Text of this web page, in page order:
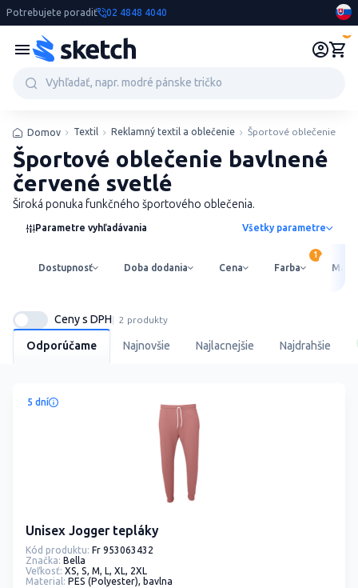
Potrebujete poradiť 02 4848 4040
Domov Textil Reklamný textil a oblečenie Športové oblečenie
Športové oblečenie bavlnené
červené svetlé
Široká ponuka funkčného športového oblečenia.
Parametre vyhľadávania Všetky parametre
Dostupnosť Doba dodania Cena Farba
Odporúčame Najnovšie Najlacnejšie Najdrahšie
Ceny s DPH 2 produkty
5 dní
Unisex Jogger tepláky
Kód produktu: Fr 953063432
Značka: Bella
Veľkosť: XS, S, M, L, XL, 2XL
Material: PES (Polyester), bavlna